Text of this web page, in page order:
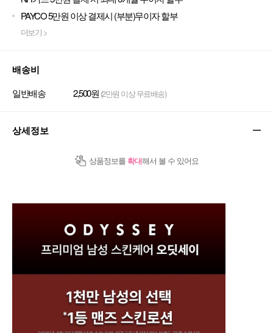
PAYCO 5만원 이상 결제시 (부분)무이자 할부
더보기 >
배송비
일반배송 2,500원 (2만원 이상 무료배송)
상세정보
상품정보를 확대해서 볼 수 있어요